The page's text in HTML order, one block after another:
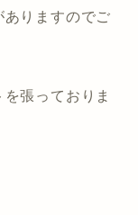
ありますのでご
張っておりま